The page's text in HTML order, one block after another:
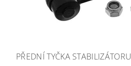
PŘEDNÍ TYČKA STABILIZÁTORU